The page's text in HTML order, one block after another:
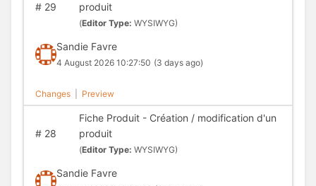
#29
produit
(Editor Type: WYSIWYG)
Sandie Favre
4 August 2026 10:27:50 (3 days ago)
Changes Preview
#28
Fiche Produit - Création / modification d'un
produit
(Editor Type: WYSIWYG)
Sandie Favre